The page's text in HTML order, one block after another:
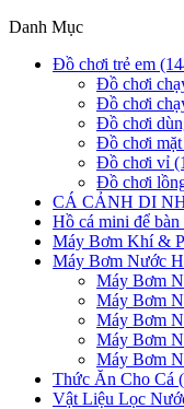
Danh Mục
Đồ chơi trẻ em
Đồ chơi
Đồ chơi
Đồ chơi
Đồ chơi
Đồ chơi vỉ
Đồ chơi
CÁ CẢNH DI
Hồ cá mini để
Máy Bơm Khí &
Máy Bơm Nước
Máy Bơm
Máy Bơm
Máy Bơm
Máy Bơm
Máy Bơm
Thức Ăn Cho Cá
Vật Liệu Lọc